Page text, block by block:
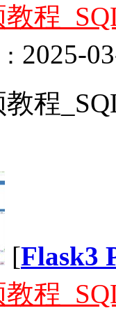
教程
2025-
教程
[Flask3
教程